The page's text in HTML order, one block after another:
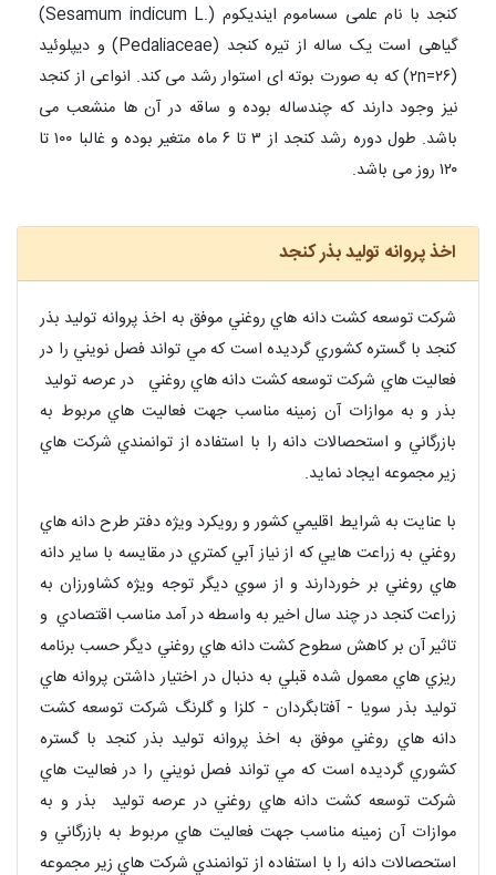
کنجد با نام علمی سساموم ایندیکوم (.Sesamum indicum L)
گیاهی است یک ساله از تیره کنجد (Pedaliaceae) و دیپلوئید
(۲n=۲۶) که به صورت بوته ای استوار رشد می کند. انواعی از کنجد
نیز وجود دارند که چندساله بوده و ساقه در آن ها منشعب می
باشد. طول دوره رشد کنجد از ۳ تا ۶ ماه متغیر بوده و غالبا ۱۰۰ تا
۱۲۰ روز می باشد.
اخذ پروانه تولید بذر کنجد
شركت توسعه كشت دانه هاي روغني موفق به اخذ پروانه توليد بذر
كنجد با گستره كشوري گرديده است كه مي تواند فصل نويني را در
فعاليت هاي شركت توسعه كشت دانه هاي روغني در عرصه توليد
بذر و به موازات آن زمينه مناسب جهت فعاليت هاي مربوط به
بازرگاني و استحصالات دانه را با استفاده از توانمندي شركت هاي
زير مجموعه ايجاد نمايد.
با عنايت به شرايط اقليمي كشور و رويكرد ويژه دفتر طرح دانه هاي
روغني به زراعت هايي كه از نياز آبي كمتري در مقايسه با ساير دانه
هاي روغني بر خوردارند و از سوي ديگر توجه ويژه كشاورزان به
زراعت كنجد در چند سال اخير به واسطه در آمد مناسب اقتصادي و
تاثير آن بر كاهش سطوح كشت دانه هاي روغني ديگر حسب برنامه
ريزي هاي معمول شده قبلي به دنبال در اختيار داشتن پروانه هاي
توليد بذر سويا - آفتابگردان - كلزا و گلرنگ شركت توسعه كشت
دانه هاي روغني موفق به اخذ پروانه توليد بذر كنجد با گستره
كشوري گرديده است كه مي تواند فصل نويني را در فعاليت هاي
شركت توسعه كشت دانه هاي روغني در عرصه توليد بذر و به
موازات آن زمينه مناسب جهت فعاليت هاي مربوط به بازرگاني و
استحصالات دانه را با استفاده از توانمندي شركت هاي زير مجموعه